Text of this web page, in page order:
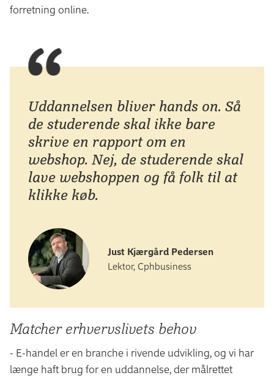
forretning online.
Just Kjærgård Pedersen
Lektor, Cphbusiness
Uddannelsen bliver hands on. Så
de studerende skal ikke bare
skrive en rapport om en
webshop. Nej, de studerende skal
lave webshoppen og få folk til at
klikke køb.
Matcher erhvervslivets behov
- E-handel er en branche i rivende udvikling, og vi har
længe haft brug for en uddannelse, der målrettet